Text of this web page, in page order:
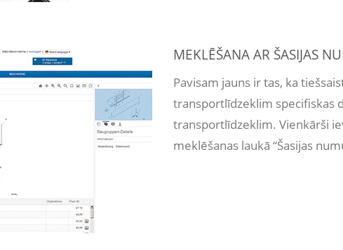
MEKLĒŠANA AR ŠASIJAS
Pavisam jauns ir tas, ka
transportlīdzeklim specifiskas
transportlīdzeklim. Vienkārši
meklēšanas laukā “Šasijas